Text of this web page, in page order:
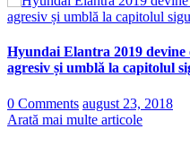
Hyundai Elantra 2019
agresiv și umblă la capitolul
0 Comments august 23, 2018
Arată mai multe articole